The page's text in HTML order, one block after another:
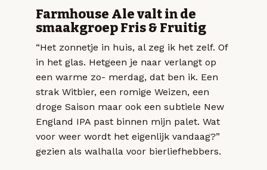
Farmhouse Ale valt in de
smaakgroep Fris & Fruitig
“Het zonnetje in huis, al zeg ik het zelf. Of
in het glas. Hetgeen je naar verlangt op
een warme zo- merdag, dat ben ik. Een
strak Witbier, een romige Weizen, een
droge Saison maar ook een subtiele New
England IPA past binnen mijn palet. Wat
voor weer wordt het eigenlijk vandaag?”
gezien als walhalla voor bierliefhebbers.